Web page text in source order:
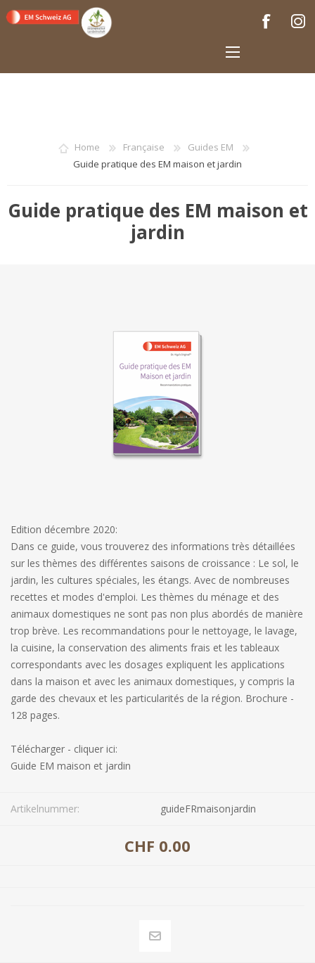
Home Française
Guides EM
Guide pratique des EM maison et jardin
Guide pratique des EM maison et
jardin
Edition décembre 2020:
Dans ce guide, vous trouverez des informations très détaillées
sur les thèmes des différentes saisons de croissance : Le sol, le
jardin, les cultures spéciales, les étangs. Avec de nombreuses
recettes et modes d'emploi. Les thèmes du ménage et des
animaux domestiques ne sont pas non plus abordés de manière
trop brève. Les recommandations pour le nettoyage, le lavage,
la cuisine, la conservation des aliments frais et les tableaux
correspondants avec les dosages expliquent les applications
dans la maison et avec les animaux domestiques, y compris la
garde des chevaux et les particularités de la région. Brochure -
128 pages.
Télécharger - cliquer ici:
Guide EM maison et jardin
Artikelnummer: guideFRmaisonjardin
CHF 0.00